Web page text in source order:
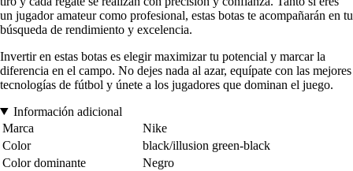
un jugador amateur como profesional, estas botas te acompañarán en tu
búsqueda de rendimiento y excelencia.
Invertir en estas botas es elegir maximizar tu potencial y marcar la
diferencia en el campo. No dejes nada al azar, equípate con las mejores
tecnologías de fútbol y únete a los jugadores que dominan el juego.
Información adicional
Marca
Nike
Color
black/illusion green-black
Color dominante
Negro